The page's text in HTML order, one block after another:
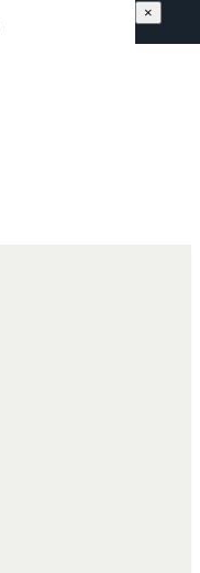
×